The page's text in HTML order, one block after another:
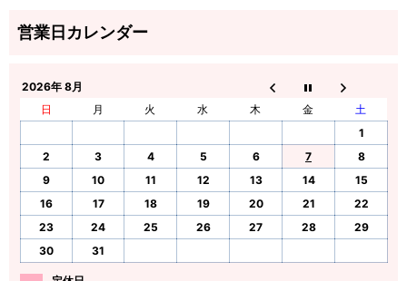
2026年 8月
日
月 火 水 木 金
土
1
2
3 4 5 6 7
8
9
10 11 12 13 14
15
16
17 18 19 20 21
22
23
24 25 26 27 28
29
30
31